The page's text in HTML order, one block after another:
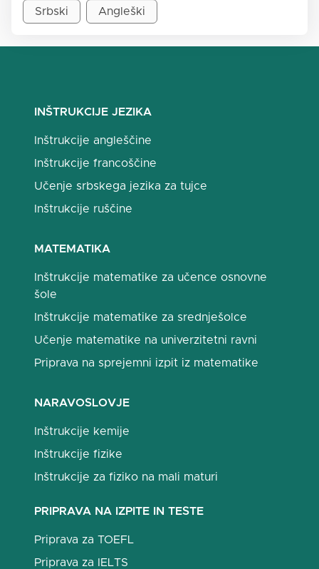
Srbski Angleški
INŠTRUKCIJE JEZIKA
Inštrukcije angleščine
Inštrukcije francoščine
Učenje srbskega jezika za tujce
Inštrukcije ruščine
MATEMATIKA
Inštrukcije matematike za učence osnovne
šole
Inštrukcije matematike za srednješolce
Učenje matematike na univerzitetni ravni
Priprava na sprejemni izpit iz matematike
NARAVOSLOVJE
Inštrukcije kemije
Inštrukcije fizike
Inštrukcije za fiziko na mali maturi
PRIPRAVA NA IZPITE IN TESTE
Priprava za TOEFL
Priprava za IELTS